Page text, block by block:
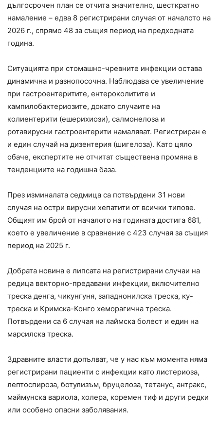
дългосрочен план се отчита значително, шесткратно
намаление – едва 8 регистрирани случая от началото на
2026 г., спрямо 48 за същия период на предходната
година.
Ситуацията при стомашно-чревните инфекции остава
динамична и разнопосочна. Наблюдава се увеличение
при гастроентеритите, ентероколитите и
кампилобактериозите, докато случаите на
колиентерити (ешерихиози), салмонелоза и
ротавирусни гастроентерити намаляват. Регистриран е
и един случай на дизентерия (шигелоза). Като цяло
обаче, експертите не отчитат съществена промяна в
тенденциите на годишна база.
През изминалата седмица са потвърдени 31 нови
случая на остри вирусни хепатити от всички типове.
Общият им брой от началото на годината достига 681,
което е увеличение в сравнение с 423 случая за същия
период на 2025 г.
Добрата новина е липсата на регистрирани случаи на
редица векторно-предавани инфекции, включително
треска денга, чикунгуня, западнонилска треска, ку-
треска и Кримска-Конго хеморагична треска.
Потвърдени са 6 случая на лаймска болест и един на
марсилска треска.
Здравните власти допълват, че у нас към момента няма
регистрирани пациенти с инфекции като листериоза,
лептоспироза, ботулизъм, бруцелоза, тетанус, антракс,
маймунска вариола, холера, коремен тиф и други редки
или особено опасни заболявания.